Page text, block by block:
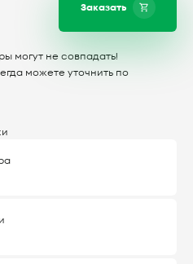
Заказать
могут не совпадать!
можете уточнить по